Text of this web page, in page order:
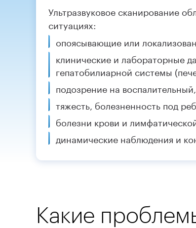
Ультразвуковое сканирование
ситуациях:
опоясывающие или
клинические и лабораторные
гепатобилиарной системы
подозрение на
тяжесть, болезненность под
болезни крови и
динамические наблюдения и
Какие